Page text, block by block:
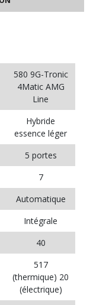
580 9G-Tronic
4Matic AMG
Line
Hybride
essence léger
5 portes
7
Automatique
Intégrale
40
517
(thermique) 20
(électrique)